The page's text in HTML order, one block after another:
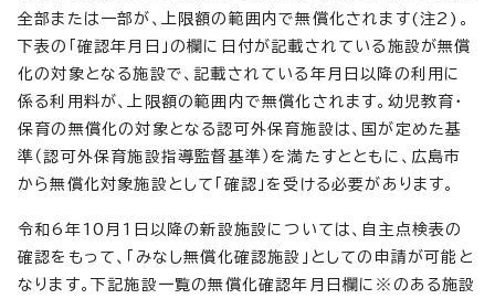
全部または一部が、上限額の範囲内で無償化されます(注2)。
下表の「確認年月日」の欄に日付が記載されている施設が無償
化の対象となる施設で、記載されている年月日以降の利用に
係る利用料が、上限額の範囲内で無償化されます。幼児教育・
保育の無償化の対象となる認可外保育施設は、国が定めた基
準（認可外保育施設指導監督基準）を満たすとともに、広島市
から無償化対象施設として「確認」を受ける必要があります。
令和6年10月1日以降の新設施設については、自主点検表の
確認をもって、「みなし無償化確認施設」としての申請が可能と
なります。下記施設一覧の無償化確認年月日欄に※のある施設